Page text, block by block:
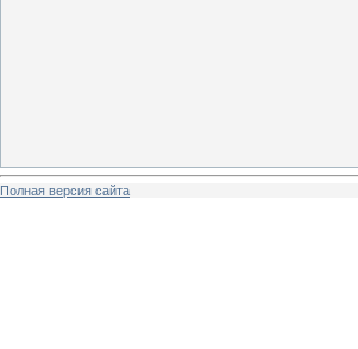
Полная версия сайта